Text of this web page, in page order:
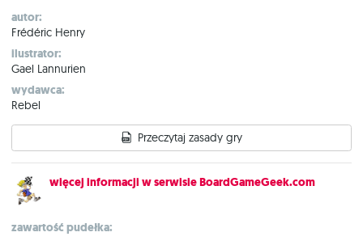
autor:
Frédéric Henry
ilustrator:
Gael Lannurien
wydawca:
Rebel
Przeczytaj zasady gry
więcej informacji w serwisie BoardGameGeek.com
zawartość pudełka: